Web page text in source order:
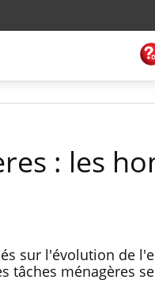
: les
sur l'évolution de
tâches ménagères